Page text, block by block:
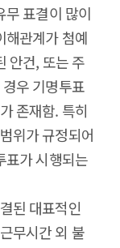
무 표결이 많이
해관계가 첨예
안건, 또는 주
우 기명투표
존재함. 특히
위가 규정되어
표가 시행되는
된 대표적인
무시간 외 불